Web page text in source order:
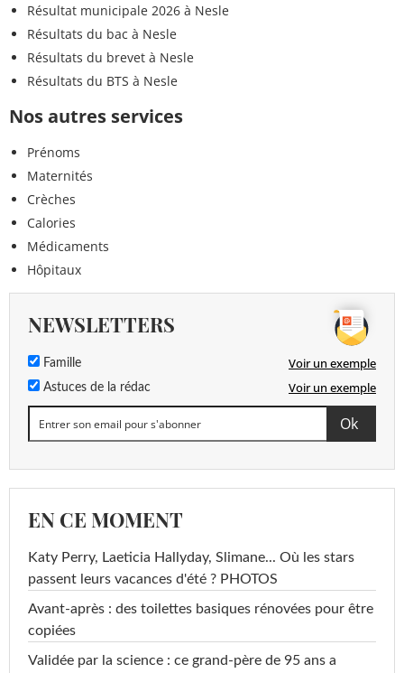
Résultat municipale 2026 à Nesle
Résultats du bac à Nesle
Résultats du brevet à Nesle
Résultats du BTS à Nesle
Nos autres services
Prénoms
Maternités
Crèches
Calories
Médicaments
Hôpitaux
NEWSLETTERS
Famille Voir un exemple
Astuces de la rédac Voir un exemple
EN CE MOMENT
Katy Perry, Laeticia Hallyday, Slimane... Où les stars
passent leurs vacances d'été ? PHOTOS
Avant-après : des toilettes basiques rénovées pour être
copiées
Validée par la science : ce grand-père de 95 ans a